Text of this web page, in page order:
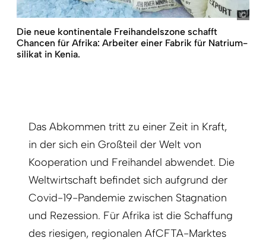
Ron
Die neue kontinentale Freihandelszone schafft
Chancen für Afrika: Arbeiter einer Fabrik für Natrium­
silikat in Kenia.
Das Abkommen tritt zu einer Zeit in Kraft,
in der sich ein Großteil der Welt von
Kooperation und Freihandel abwendet. Die
Weltwirtschaft befindet sich aufgrund der
Covid-19-Pandemie zwischen Stagnation
und Rezession. Für Afrika ist die Schaffung
des riesigen, regionalen AfCFTA-Marktes